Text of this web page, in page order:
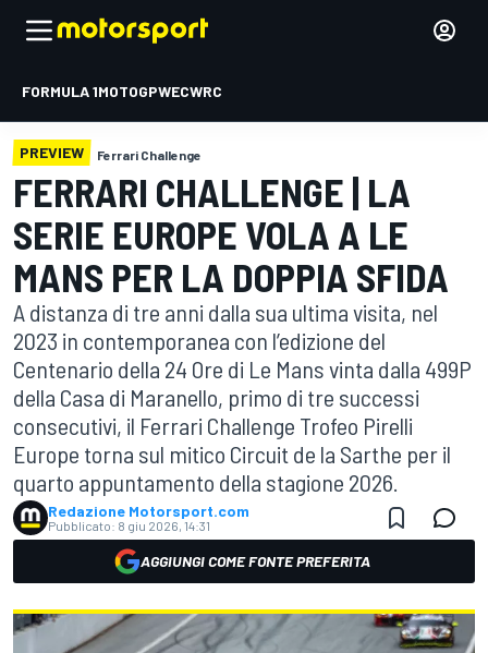
FORMULA 1MOTOGPWECWRC
PREVIEW Ferrari Challenge
FERRARI CHALLENGE | LA
SERIE EUROPE VOLA A LE
MANS PER LA DOPPIA SFIDA
A distanza di tre anni dalla sua ultima visita, nel
2023 in contemporanea con l’edizione del
Centenario della 24 Ore di Le Mans vinta dalla 499P
della Casa di Maranello, primo di tre successi
consecutivi, il Ferrari Challenge Trofeo Pirelli
Europe torna sul mitico Circuit de la Sarthe per il
quarto appuntamento della stagione 2026.
Redazione Motorsport.com
Pubblicato: 8 giu 2026, 14:31
AGGIUNGI COME FONTE PREFERITA